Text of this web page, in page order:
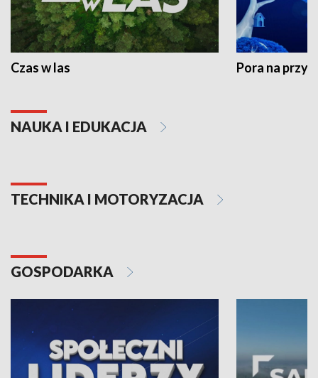
Czas w las Pora na
NAUKA I EDUKACJA
TECHNIKA I MOTORYZACJA
GOSPODARKA